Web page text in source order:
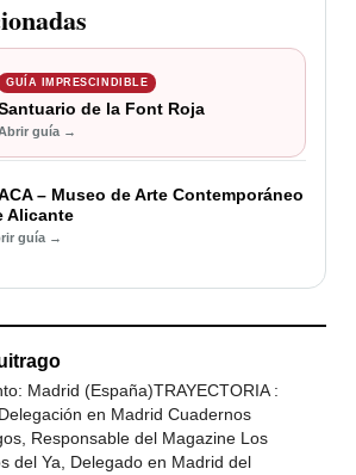
GUÍA IMPRESCINDIBLE
de la Font Roja
guía →
– Museo de Arte Contemporáneo
Alicante
guía →
Madrid (España)TRAYECTORIA :
en Madrid Cuadernos
Responsable del Magazine Los
del Ya, Delegado en Madrid del